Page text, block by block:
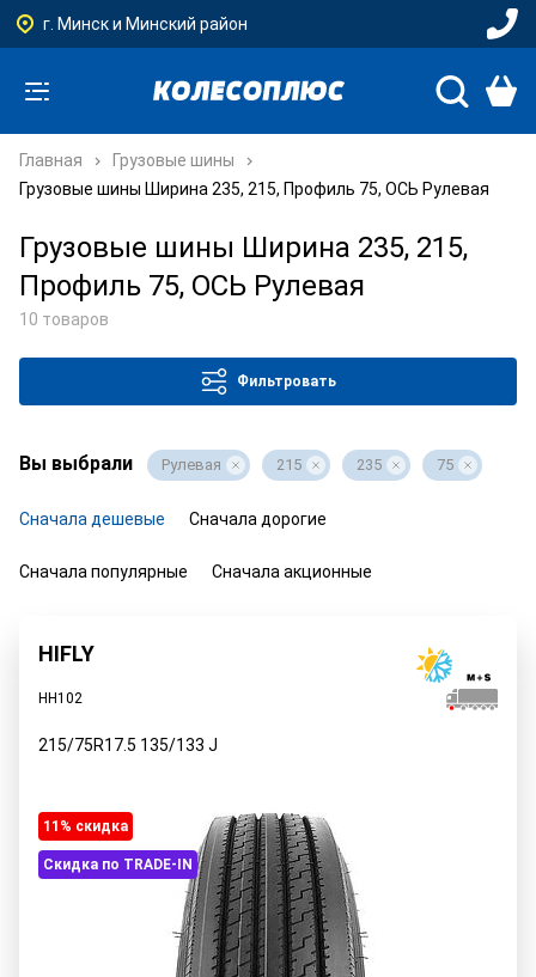
г. Минск и Минский район
Главная
Грузовые шины
Грузовые шины Ширина 235, 215, Профиль 75, ОСЬ Рулевая
Грузовые шины Ширина 235, 215,
Профиль 75, ОСЬ Рулевая
10 товаров
Фильтровать
Вы выбрали Рулевая 215 235 75
Сначала дешевые Сначала дорогие
Сначала популярные Сначала акционные
HIFLY
HH102
215/75R17.5 135/133 J
11% cкидка
Скидка по TRADE-IN